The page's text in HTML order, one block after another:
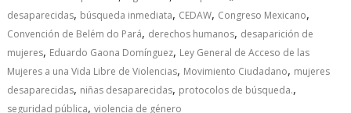
desaparecidas, búsqueda inmediata, CEDAW, Congreso Mexicano,
Convención de Belém do Pará, derechos humanos, desaparición de
mujeres, Eduardo Gaona Domínguez, Ley General de Acceso de las
Mujeres a una Vida Libre de Violencias, Movimiento Ciudadano, mujeres
desaparecidas, niñas desaparecidas, protocolos de búsqueda.,
seguridad pública,violencia de género